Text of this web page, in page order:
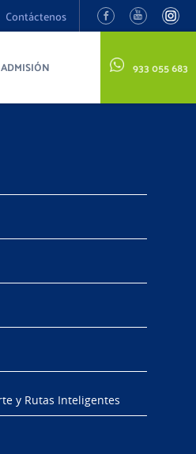
Contáctenos
ADMISIÓN 933 055 683